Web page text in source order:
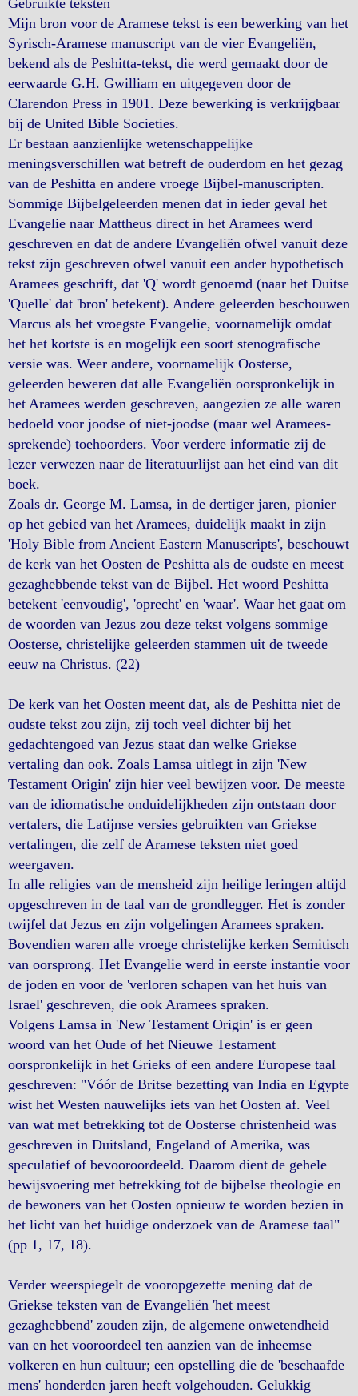
Gebruikte teksten
Mijn bron voor de Aramese tekst is een bewerking van het
Syrisch-Aramese manuscript van de vier Evangeliën,
bekend als de Peshitta-tekst, die werd gemaakt door de
eerwaarde G.H. Gwilliam en uitgegeven door de
Clarendon Press in 1901. Deze bewerking is verkrijgbaar
bij de United Bible Societies.
Er bestaan aanzienlijke wetenschappelijke
meningsverschillen wat betreft de ouderdom en het gezag
van de Peshitta en andere vroege Bijbel-manuscripten.
Sommige Bijbelgeleerden menen dat in ieder geval het
Evangelie naar Mattheus direct in het Aramees werd
geschreven en dat de andere Evangeliën ofwel vanuit deze
tekst zijn geschreven ofwel vanuit een ander hypothetisch
Aramees geschrift, dat 'Q' wordt genoemd (naar het Duitse
'Quelle' dat 'bron' betekent). Andere geleerden beschouwen
Marcus als het vroegste Evangelie, voornamelijk omdat
het het kortste is en mogelijk een soort stenografische
versie was. Weer andere, voornamelijk Oosterse,
geleerden beweren dat alle Evangeliën oorspronkelijk in
het Aramees werden geschreven, aangezien ze alle waren
bedoeld voor joodse of niet-joodse (maar wel Aramees-
sprekende) toehoorders. Voor verdere informatie zij de
lezer verwezen naar de literatuurlijst aan het eind van dit
boek.
Zoals dr. George M. Lamsa, in de dertiger jaren, pionier
op het gebied van het Aramees, duidelijk maakt in zijn
'Holy Bible from Ancient Eastern Manuscripts', beschouwt
de kerk van het Oosten de Peshitta als de oudste en meest
gezaghebbende tekst van de Bijbel. Het woord Peshitta
betekent 'eenvoudig', 'oprecht' en 'waar'. Waar het gaat om
de woorden van Jezus zou deze tekst volgens sommige
Oosterse, christelijke geleerden stammen uit de tweede
eeuw na Christus. (22)
De kerk van het Oosten meent dat, als de Peshitta niet de
oudste tekst zou zijn, zij toch veel dichter bij het
gedachtengoed van Jezus staat dan welke Griekse
vertaling dan ook. Zoals Lamsa uitlegt in zijn 'New
Testament Origin' zijn hier veel bewijzen voor. De meeste
van de idiomatische onduidelijkheden zijn ontstaan door
vertalers, die Latijnse versies gebruikten van Griekse
vertalingen, die zelf de Aramese teksten niet goed
weergaven.
In alle religies van de mensheid zijn heilige leringen altijd
opgeschreven in de taal van de grondlegger. Het is zonder
twijfel dat Jezus en zijn volgelingen Aramees spraken.
Bovendien waren alle vroege christelijke kerken Semitisch
van oorsprong. Het Evangelie werd in eerste instantie voor
de joden en voor de 'verloren schapen van het huis van
Israel' geschreven, die ook Aramees spraken.
Volgens Lamsa in 'New Testament Origin' is er geen
woord van het Oude of het Nieuwe Testament
oorspronkelijk in het Grieks of een andere Europese taal
geschreven: "Vóór de Britse bezetting van India en Egypte
wist het Westen nauwelijks iets van het Oosten af. Veel
van wat met betrekking tot de Oosterse christenheid was
geschreven in Duitsland, Engeland of Amerika, was
speculatief of bevooroordeeld. Daarom dient de gehele
bewijsvoering met betrekking tot de bijbelse theologie en
de bewoners van het Oosten opnieuw te worden bezien in
het licht van het huidige onderzoek van de Aramese taal"
(pp 1, 17, 18).
Verder weerspiegelt de vooropgezette mening dat de
Griekse teksten van de Evangeliën 'het meest
gezaghebbend' zouden zijn, de algemene onwetendheid
van en het vooroordeel ten aanzien van de inheemse
volkeren en hun cultuur; een opstelling die de 'beschaafde
mens' honderden jaren heeft volgehouden. Gelukkig